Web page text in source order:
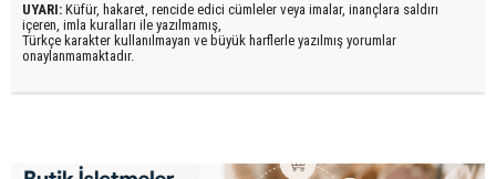
UYARI: Küfür, hakaret, rencide edici cümleler veya imalar, inançlara saldırı
içeren, imla kuralları ile yazılmamış,
Türkçe karakter kullanılmayan ve büyük harflerle yazılmış yorumlar
onaylanmamaktadır.